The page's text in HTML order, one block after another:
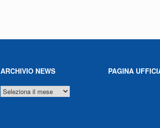
ARCHIVIO NEWS
ARCHIVIO
NEWS
PAGINA